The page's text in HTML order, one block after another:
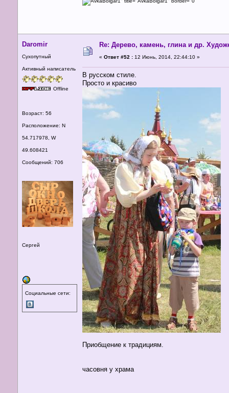
Daromir
Сухопутный
Активный написатель
Offline
Возраст: 56
Расположение: N
54.717978, W
49.608421
Сообщений: 706
Сергей
Социальные сети:
Re: Дерево, камень, глина и др.
« Ответ #52 : 12 Июнь, 2014, 22:44:10 »
В русском стиле.
Просто и красиво
Приобщение к традициям.
часовня у храма